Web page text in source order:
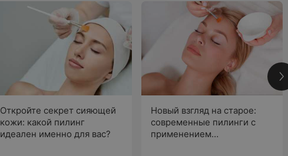
Откройте секрет сияющей
кожи: какой пилинг
идеален именно для вас?
Новый взгляд на старое:
современные пилинги с
применением